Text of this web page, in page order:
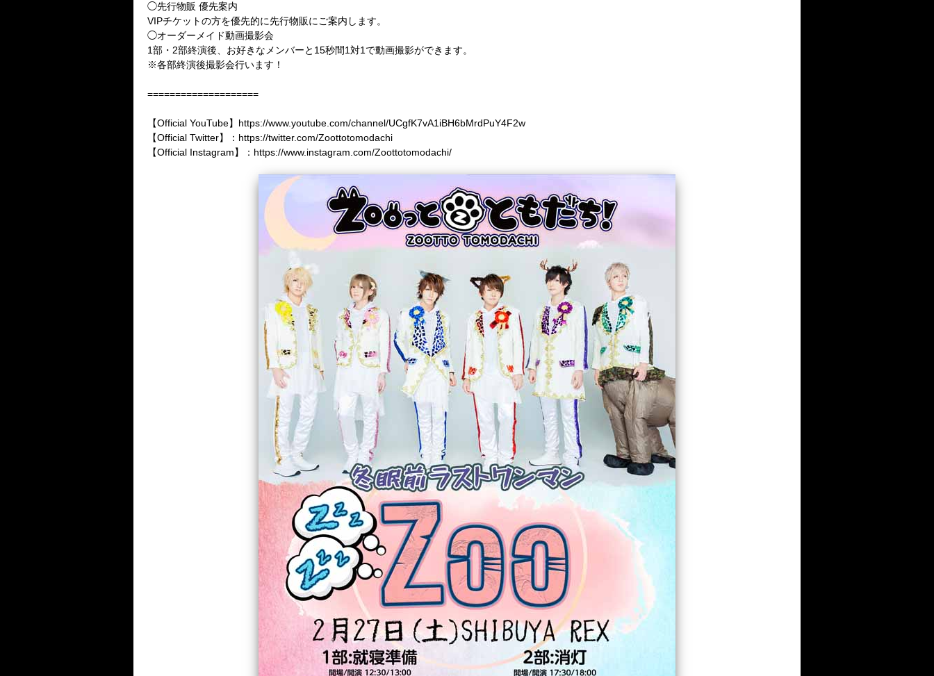
◯先行物販 優先案内
VIPチケットの方を優先的に先行物販にご案内します。
◯オーダーメイド動画撮影会
1部・ 2部終演後、お好きなメンバーと 15秒間1対1 で動画撮影ができます。
※各部終演後撮影会行います！
====================
【Official YouTube】 https://www.youtube.com/channel/UCgfK7vA1iBH6bMrdPuY4F2w
【Official Twitter】： https://twitter.com/Zoottotomodachi
【Official Instagram】： https://www.instagram.com/Zoottotomodachi/